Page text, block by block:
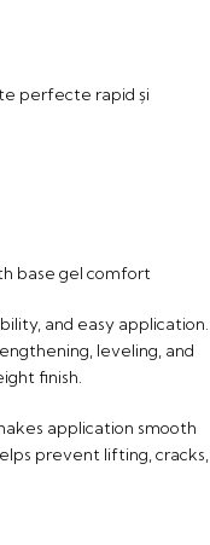
perfecte rapid și
base gel comfort
and easy application.
leveling, and
finish.
application smooth
prevent lifting, cracks,